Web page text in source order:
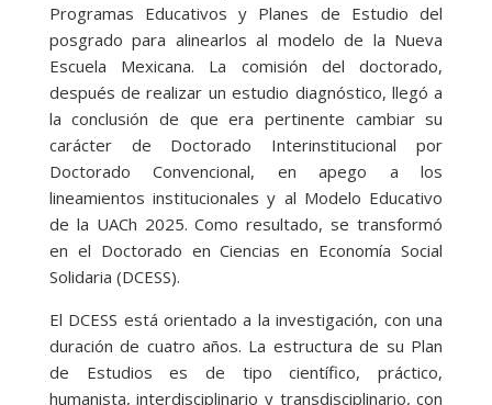
Programas Educativos y Planes de Estudio del
posgrado para alinearlos al modelo de la Nueva
Escuela Mexicana. La comisión del doctorado,
después de realizar un estudio diagnóstico, llegó a
la conclusión de que era pertinente cambiar su
carácter de Doctorado Interinstitucional por
Doctorado Convencional, en apego a los
lineamientos institucionales y al Modelo Educativo
de la UACh 2025. Como resultado, se transformó
en el Doctorado en Ciencias en Economía Social
Solidaria (DCESS).
El DCESS está orientado a la investigación, con una
duración de cuatro años. La estructura de su Plan
de Estudios es de tipo científico, práctico,
humanista, interdisciplinario y transdisciplinario, con